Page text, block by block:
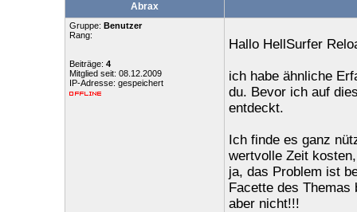
Abrax
Gruppe: Benutzer
Rang:
Beiträge: 4
Mitglied seit: 08.12.2009
IP-Adresse: gespeichert
Hallo HellSurfer
ich habe ähnliche
du. Bevor ich auf
entdeckt.
Ich finde es ganz
wertvolle Zeit
ja, das Problem ist
Facette des Themas
aber nicht!!!